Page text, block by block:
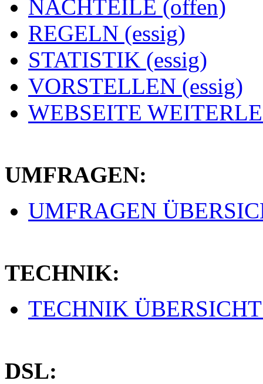
NACHTEILE (offen)
REGELN (essig)
STATISTIK (essig)
VORSTELLEN (essig)
WEBSEITE
UMFRAGEN:
UMFRAGEN
TECHNIK:
TECHNIK ÜBERSICHT
DSL: